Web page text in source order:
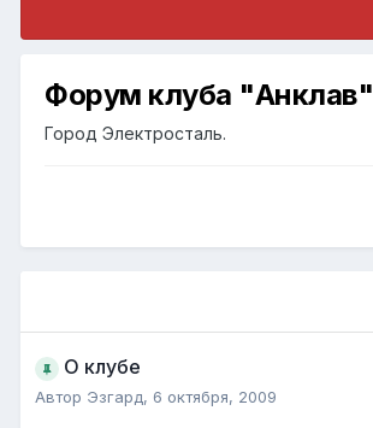
Форум клуба "Анклав"
Город Электросталь.
О клубе
Автор Эзгард, 6 октября, 2009